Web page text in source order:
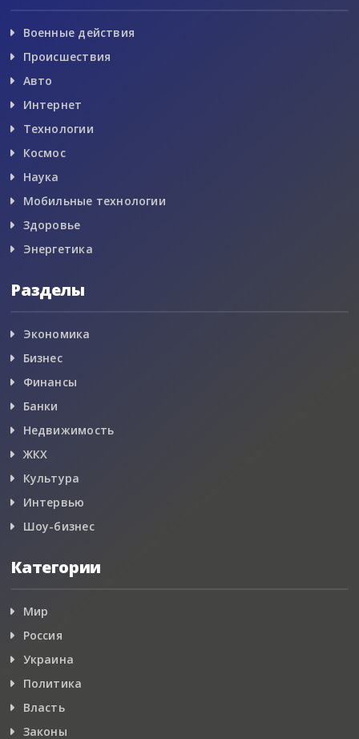
Военные действия
Происшествия
Авто
Интернет
Технологии
Космос
Наука
Мобильные технологии
Здоровье
Энергетика
Разделы
Экономика
Бизнес
Финансы
Банки
Недвижимость
ЖКХ
Культура
Интервью
Шоу-бизнес
Категории
Мир
Россия
Украина
Политика
Власть
Законы